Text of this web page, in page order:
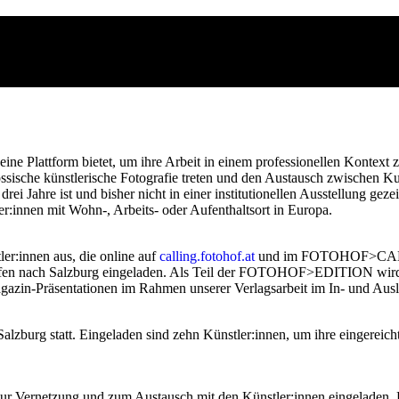
Plattform bietet, um ihre Arbeit in einem professionellen Kontext
künstlerische Fotografie treten und den Austausch zwischen
Jahre ist und bisher nicht in einer institutionellen Ausstellung
mit Wohn-, Arbeits- oder Aufenthaltsort in Europa.
aus, die online aufcalling.fotohof.at und im
nach Salzburg eingeladen. Als Teil der FOTOHOF>EDITION
Präsentationen im Rahmen unserer Verlagsarbeit im In- und
statt. Eingeladen sind zehn Künstler:innen, um ihre